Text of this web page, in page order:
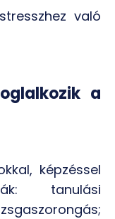
való
a
képzéssel
tanulási